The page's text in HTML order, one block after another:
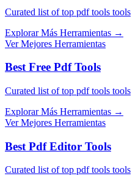
Curated list of top pdf tools tools
Explorar Más Herramientas →
Ver Mejores Herramientas
Best Free Pdf Tools
Curated list of top pdf tools tools
Explorar Más Herramientas →
Ver Mejores Herramientas
Best Pdf Editor Tools
Curated list of top pdf tools tools